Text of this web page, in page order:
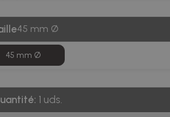
45 mm Ø
45 mm Ø
1 uds.